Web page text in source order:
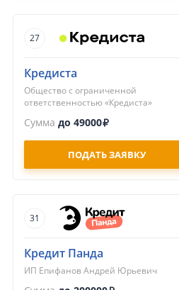
27
Кредиста
Общество с ограниченной
ответственностью «Кредиста»
Сумма до 49000
ПОДАТЬ ЗАЯВКУ
31
Кредит Панда
ИП Епифанов Андрей Юрьевич